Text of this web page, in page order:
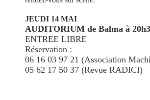
JEUDI 14 MAI
AUDITORIUM de Balma à
ENTREE LIBRE
Réservation :
06 16 03 97 21 (Association
05 62 17 50 37 (Revue RADICI)